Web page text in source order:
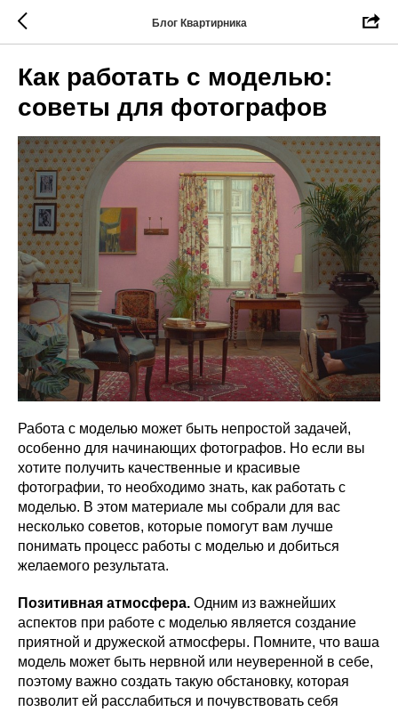
Блог Квартирника
Как работать с моделью:
советы для фотографов
Работа с моделью может быть непростой задачей,
особенно для начинающих фотографов. Но если вы
хотите получить качественные и красивые
фотографии, то необходимо знать, как работать с
моделью. В этом материале мы собрали для вас
несколько советов, которые помогут вам лучше
понимать процесс работы с моделью и добиться
желаемого результата.
Позитивная атмосфера. Одним из важнейших
аспектов при работе с моделью является создание
приятной и дружеской атмосферы. Помните, что ваша
модель может быть нервной или неуверенной в себе,
поэтому важно создать такую обстановку, которая
позволит ей расслабиться и почувствовать себя